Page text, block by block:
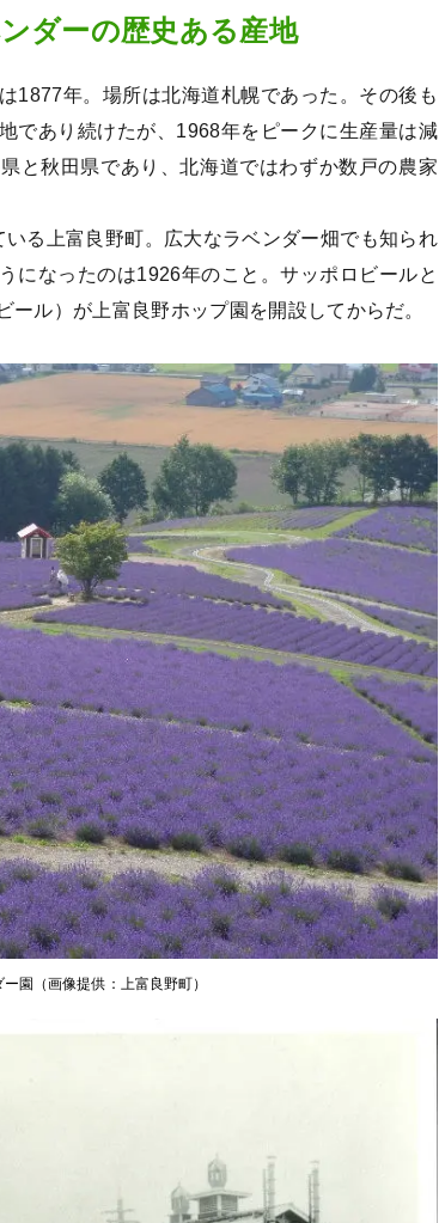
ダーの歴史ある産地
1877年。場所は北海道札幌であった。その後も
であり続けたが、1968年をピークに生産量は減
と秋田県であり、北海道ではわずか数戸の農家
る上富良野町。広大なラベンダー畑でも知られ
になったのは1926年のこと。サッポロビールと
ル）が上富良野ホップ園を開設してからだ。
園（画像提供：上富良野町）